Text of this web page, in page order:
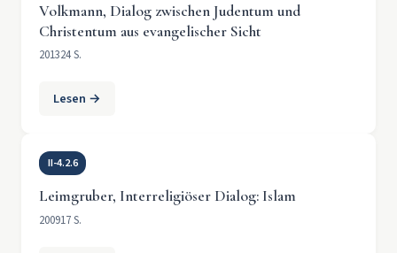
Volkmann, Dialog zwischen Judentum und
Christentum aus evangelischer Sicht
201324 S.
Lesen →
II-4.2.6
Leimgruber, Interreligiöser Dialog: Islam
200917 S.